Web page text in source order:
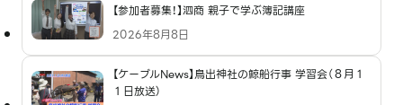
【参加者募集！】泗商 親子で学ぶ簿記講座
2026年8月8日
【ケーブルNews】鳥出神社の鯨船行事 学習会（８月１
１日放送）